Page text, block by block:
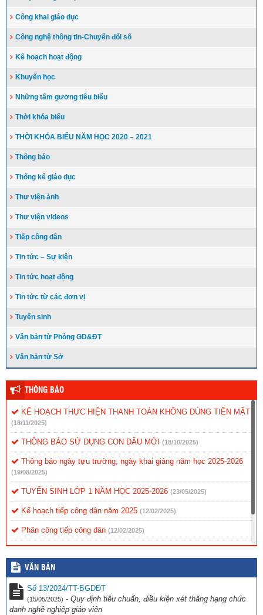
Công khai giáo dục
Công nghệ thông tin-Chuyển đổi số
Kế hoạch hoạt động
Khuyến học
Những tấm gương tiêu biểu
Thời khóa biểu
THỜI KHÓA BIỂU NĂM HỌC 2020 – 2021
Thông báo
Thống kê giáo dục
Thư viện ảnh
Thư viện videos
Tiếp công dân
Tin tức – Sự kiện
Tin tức hoạt động
Tin tức từ các đơn vị
Tuyển sinh
Văn bản từ Phòng GD&ĐT
Văn bản từ Sở
THÔNG BÁO
KẾ HOẠCH THỰC HIỆN THANH TOÁN KHÔNG DÙNG TIỀN MẶT
(18/11/2025)
THÔNG BÁO SỬ DỤNG CON DẤU MỚI (18/10/2025)
Thông báo ngày tựu trường, ngày khai giảng năm học 2025-2026
(19/08/2025)
TUYỂN SINH LỚP 1 NĂM HỌC 2025-2026 (23/05/2025)
Kế hoạch tiếp công dân năm 2025 (12/02/2025)
Phân công tiếp công dân (12/02/2025)
Quy chế tiếp công dân
VĂN BẢN
Số 13/2024/TT-BGDĐT
(15/05/2025) - Quy định tiêu chuẩn, điều kiện xét thăng hạng chức
danh nghề nghiệp giáo viên